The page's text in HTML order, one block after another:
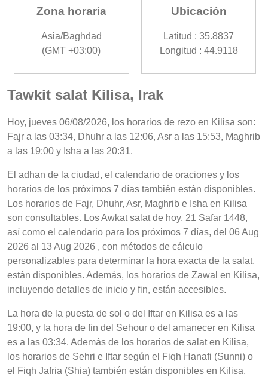
Zona horaria
Asia/Baghdad
(GMT +03:00)
Ubicación
Latitud : 35.8837
Longitud : 44.9118
Tawkit salat Kilisa, Irak
Hoy, jueves 06/08/2026, los horarios de rezo en Kilisa son:
Fajr a las 03:34, Dhuhr a las 12:06, Asr a las 15:53, Maghrib
a las 19:00 y Isha a las 20:31.
El adhan de la ciudad, el calendario de oraciones y los
horarios de los próximos 7 días también están disponibles.
Los horarios de Fajr, Dhuhr, Asr, Maghrib e Isha en Kilisa
son consultables. Los Awkat salat de hoy, 21 Safar 1448,
así como el calendario para los próximos 7 días, del 06 Aug
2026 al 13 Aug 2026 , con métodos de cálculo
personalizables para determinar la hora exacta de la salat,
están disponibles. Además, los horarios de Zawal en Kilisa,
incluyendo detalles de inicio y fin, están accesibles.
La hora de la puesta de sol o del Iftar en Kilisa es a las
19:00, y la hora de fin del Sehour o del amanecer en Kilisa
es a las 03:34. Además de los horarios de salat en Kilisa,
los horarios de Sehri e Iftar según el Fiqh Hanafi (Sunni) o
el Fiqh Jafria (Shia) también están disponibles en Kilisa.